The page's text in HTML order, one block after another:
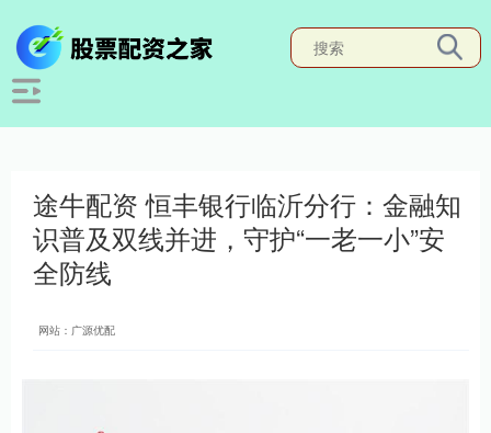
途牛配资 恒丰银行临沂分行：金融知
识普及双线并进，守护“一老一小”安
全防线
网站：广源优配